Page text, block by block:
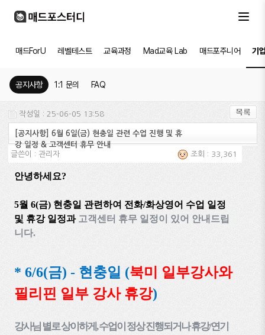
매드ForU 레벨테스트 교육과정 Mad교육 Lab 매드포주니어 기
공지사항 1:1 문의 FAQ
작성일 : 25-06-05 13:58
[공지사항] 6월 6일(금) 현충일 관련 수업 진행 및 휴
강 일정 & 고객센터 휴무 안내
글쓴이 : 관리자 조회 : 33,361
안녕하세요?
5월 6(금) 현충일 관련하여 전화/화상영어 수업 일정
및 휴강 일정과 고객센터 휴무 일정이 있어 안내드립
니다.
* 6/6(금) -현충일 (북미 일부강사와
필리핀 일부 강사 휴강)
강사님 별로 상이하게 ,수업이 정상 진행되거나 휴강/연기